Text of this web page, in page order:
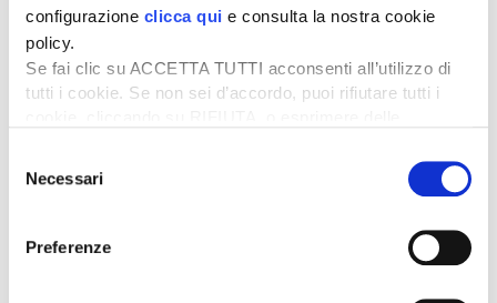
configurazione clicca qui e consulta la nostra cookie
policy.
Se fai clic su ACCETTA TUTTI acconsenti all’utilizzo di
tutti i cookie. Se non sei d’accordo, puoi rifiutare tutti i
desideri accettare e cliccando ACCETTA SELEZIONATI.
delNecessari
Preferenze